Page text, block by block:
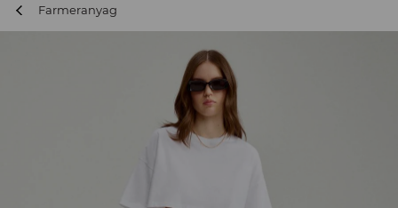
Farmeranyag